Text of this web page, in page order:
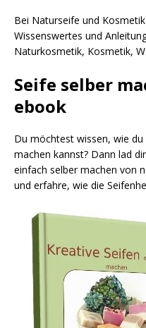
Bei Naturseife und
Wissenswertes und
Naturkosmetik, Kosmetik,
Seife selber
ebook
Du möchtest wissen, wie
machen kannst? Dann lad
einfach selber machen von
und erfahre, wie die